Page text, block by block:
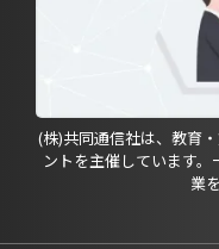
(株)共同通信社は、教育
ントを主催しています
業